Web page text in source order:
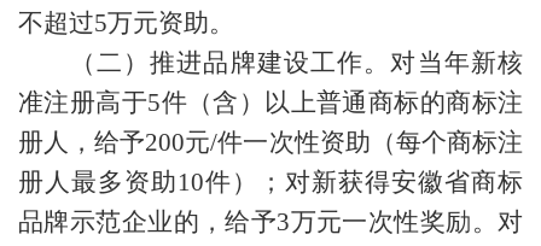
不超过5万元资助。
（二）推进品牌建设工作。对当年新核
准注册高于5件（含）以上普通商标的商标注
册人，给予200元/件一次性资助（每个商标注
册人最多资助10件）；对新获得安徽省商标
品牌示范企业的，给予3万元一次性奖励。对